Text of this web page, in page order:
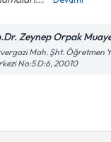
Zeynep Orpak
Mah. Şht. Öğretmen
No:5 D:6, 20010